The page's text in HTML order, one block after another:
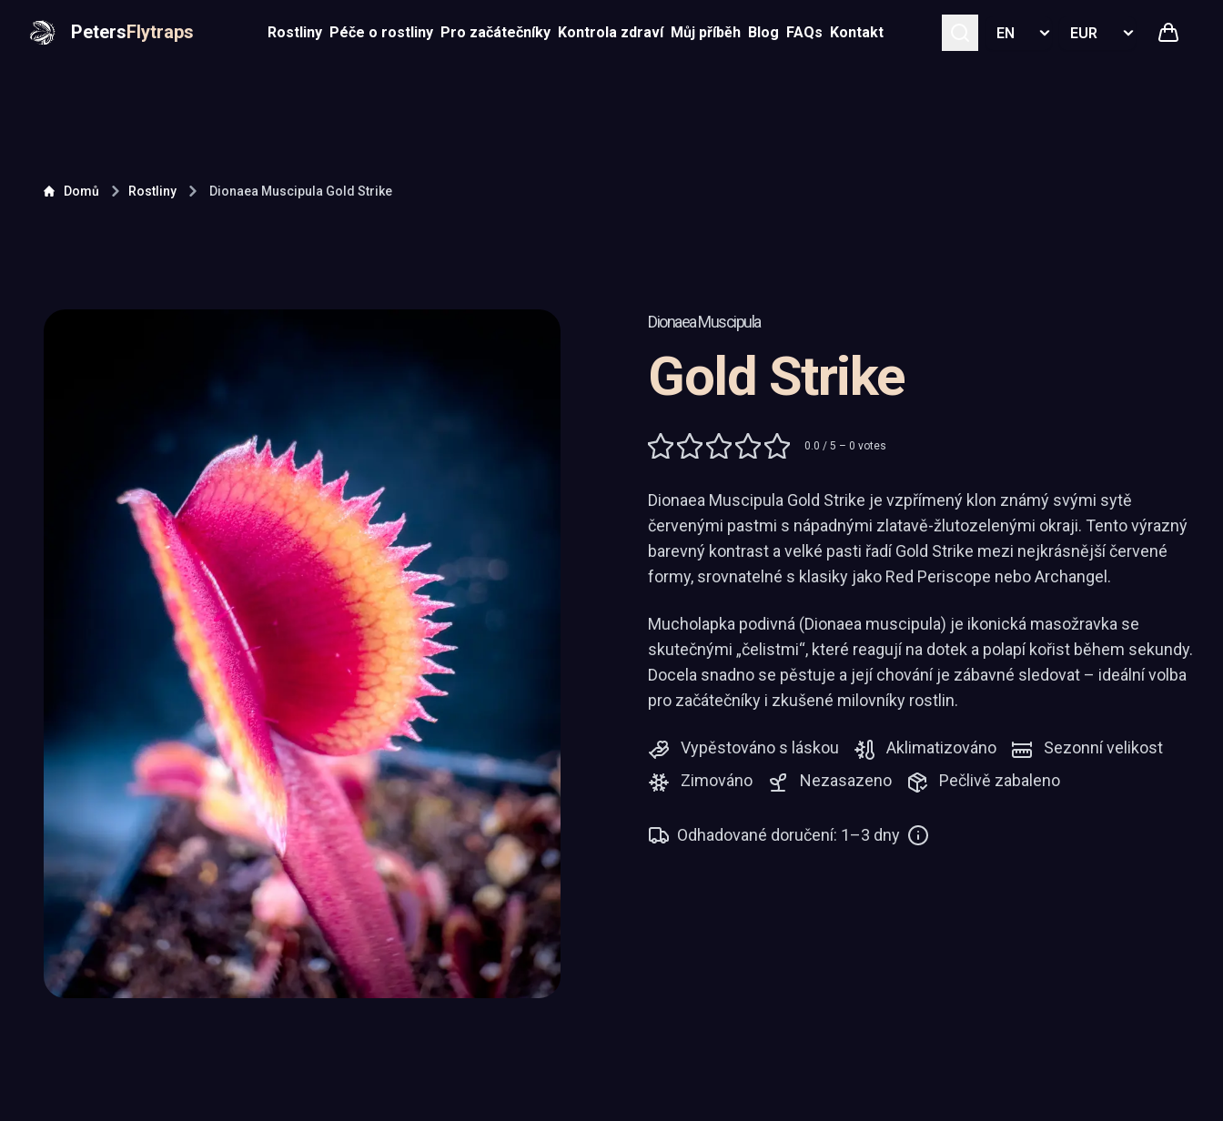
PetersFlytraps Rostliny Péče o rostliny Pro začátečníky Kontrola zdraví Můj příběh Blog FAQs Kontakt Select languageSelect currency
Domů Rostliny Dionaea Muscipula Gold Strike
Dionaea Muscipula
Gold Strike
0.0 / 5 – 0 votes
Dionaea Muscipula Gold Strike je vzpřímený klon známý svými sytě
červenými pastmi s nápadnými zlatavě-žlutozelenými okraji. Tento výrazný
barevný kontrast a velké pasti řadí Gold Strike mezi nejkrásnější červené
formy, srovnatelné s klasiky jako Red Periscope nebo Archangel.
Mucholapka podivná (Dionaea muscipula) je ikonická masožravka se
skutečnými „čelistmi“, které reagují na dotek a polapí kořist během sekundy.
Docela snadno se pěstuje a její chování je zábavné sledovat – ideální volba
pro začátečníky i zkušené milovníky rostlin.
Vypěstováno s láskou Aklimatizováno
Sezonní velikost
Zimováno
Nezasazeno Pečlivě zabaleno
Odhadované doručení: 1–3 dny